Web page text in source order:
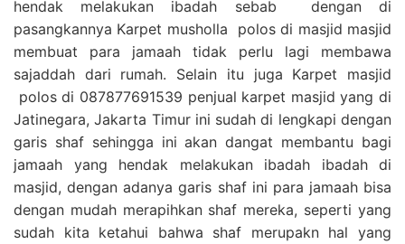
hendak melakukan ibadah sebab dengan di
pasangkannya Karpet musholla polos di masjid masjid
membuat para jamaah tidak perlu lagi membawa
sajaddah dari rumah. Selain itu juga Karpet masjid
polos di 087877691539 penjual karpet masjid yang di
Jatinegara, Jakarta Timur ini sudah di lengkapi dengan
garis shaf sehingga ini akan dangat membantu bagi
jamaah yang hendak melakukan ibadah ibadah di
masjid, dengan adanya garis shaf ini para jamaah bisa
dengan mudah merapihkan shaf mereka, seperti yang
sudah kita ketahui bahwa shaf merupakn hal yang